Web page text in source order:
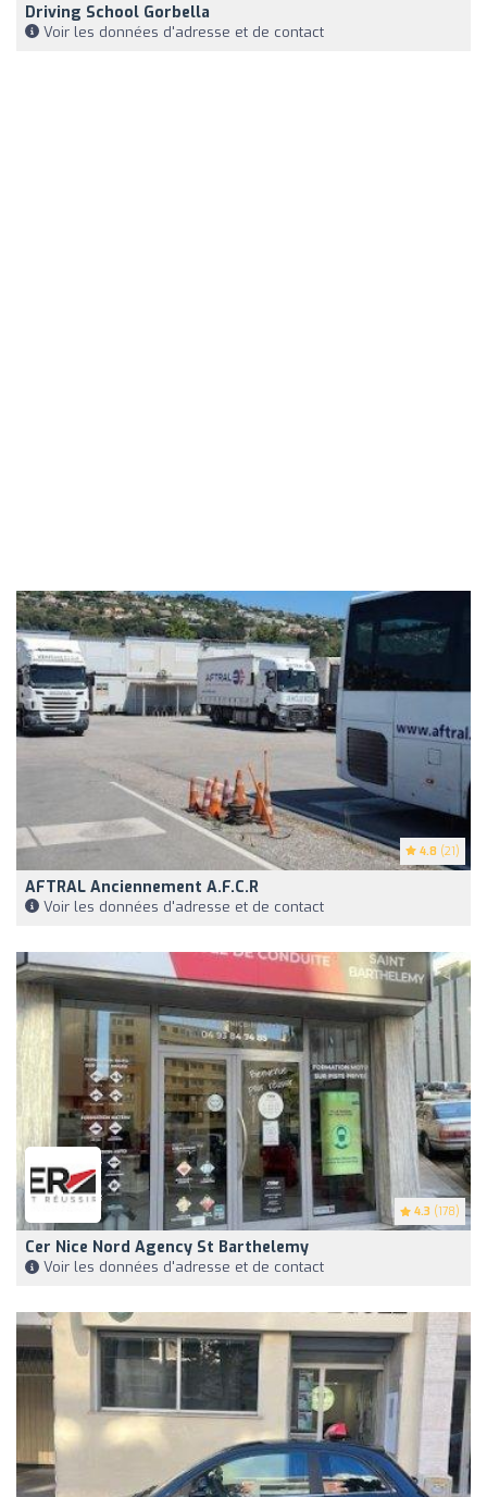
Driving School Gorbella
Voir les données d'adresse et de contact
4.8 (21)
AFTRAL Anciennement A.F.C.R
Voir les données d'adresse et de contact
4.3 (178)
Cer Nice Nord Agency St Barthelemy
Voir les données d'adresse et de contact